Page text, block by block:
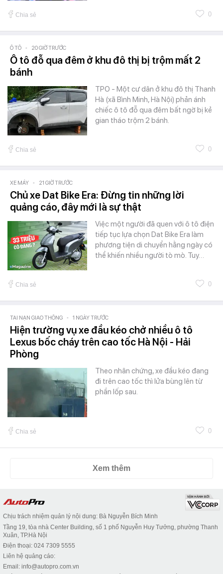
Chia sẻ 0
Ô TÔ - 20 GIỜ TRƯỚC
Ô tô đỗ qua đêm ở khu đô thị bị trộm mất 2
bánh
TPO - Một cư dân ở khu đô thị Thanh
Hà (xã Bình Minh, Hà Nội) phản ánh
chiếc ô tô đỗ qua đêm bất ngờ bị kẻ
gian tháo trộm 2 bánh.
Chia sẻ 0
XE MÁY - 21 GIỜ TRƯỚC
Chủ xe Dat Bike Era: Đừng tin những lời
quảng cáo, đây mới là sự thật
Việc một người đã quen với ô tô điện
tiếp tục lựa chọn Dat Bike Era làm
phương tiện di chuyển hằng ngày có
thể khiến nhiều người tò mò. Tuy…
Chia sẻ 0
TAI NẠN GIAO THÔNG - 1 NGÀY TRƯỚC
Hiện trường vụ xe đầu kéo chở nhiều ô tô
Lexus bốc cháy trên cao tốc Hà Nội - Hải
Phòng
Theo nhân chứng, xe đầu kéo đang
đi trên cao tốc thì lửa bùng lên từ
phần lốp sau.
Chia sẻ 0
Xem thêm
Chịu trách nhiệm quản lý nội dung: Bà Nguyễn Bích Minh
Tầng 19, tòa nhà Center Building, số 1 phố Nguyễn Huy Tưởng, phường Thanh
Xuân, TP.Hà Nội
Điện thoại: 024 7309 5555
Liên hệ quảng cáo:
Email: info@autopro.com.vn